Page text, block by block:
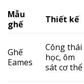
Mẫu
ghế
Thiết kế
Ghế
Eames
Công thái
học, ôm
sát cơ thể